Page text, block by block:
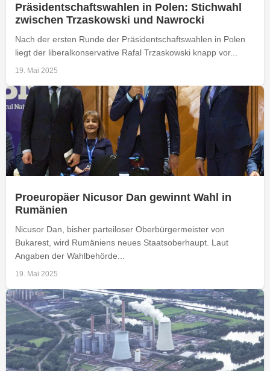
Präsidentschaftswahlen in Polen: Stichwahl
zwischen Trzaskowski und Nawrocki
Nach der ersten Runde der Präsidentschaftswahlen in Polen
liegt der liberalkonservative Rafal Trzaskowski knapp vor...
19. Mai 2025
Proeuropäer Nicusor Dan gewinnt Wahl in
Rumänien
Nicusor Dan, bisher parteiloser Oberbürgermeister von
Bukarest, wird Rumäniens neues Staatsoberhaupt. Laut
Angaben der Wahlbehörde...
19. Mai 2025